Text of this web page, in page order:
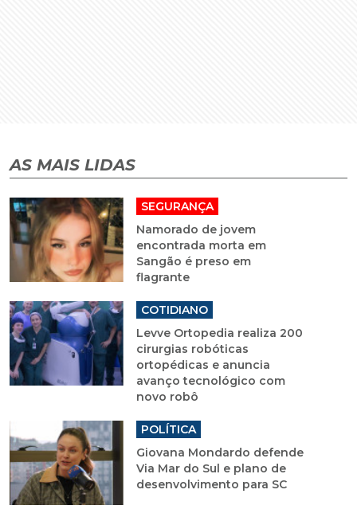
AS MAIS LIDAS
SEGURANÇA
Namorado de jovem
encontrada morta em
Sangão é preso em
flagrante
COTIDIANO
Levve Ortopedia realiza 200
cirurgias robóticas
ortopédicas e anuncia
avanço tecnológico com
novo robô
POLÍTICA
Giovana Mondardo defende
Via Mar do Sul e plano de
desenvolvimento para SC